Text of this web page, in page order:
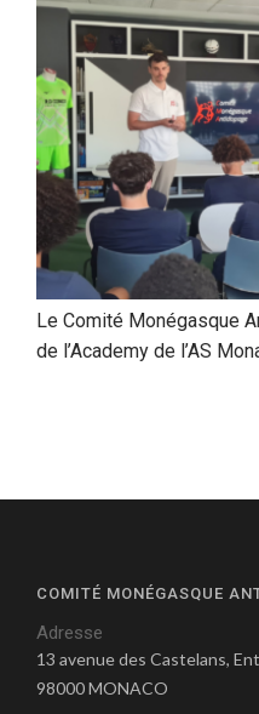
Le Comité Monégasque
de l’Academy de l’AS
COMITÉ MONÉGASQUE
Adresse
13 avenue des Castelans,
98000 MONACO